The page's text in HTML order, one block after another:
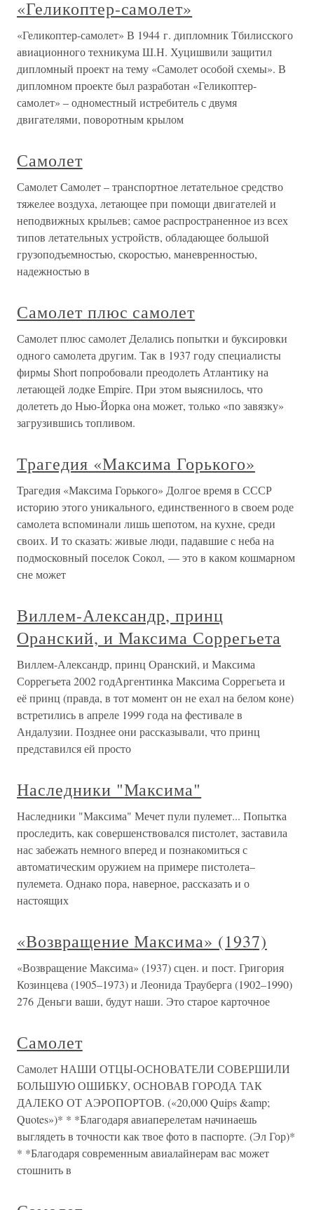
«Геликоптер-самолет»
«Геликоптер-самолет» В 1944 г. дипломник Тбилисского
авиационного техникума Ш.Н. Хуцишвили защитил
дипломный проект на тему «Самолет особой схемы». В
дипломном проекте был разработан «Геликоптер-
самолет» – одноместный истребитель с двумя
двигателями, поворотным крылом
Самолет
Самолет Самолет – транспортное летательное средство
тяжелее воздуха, летающее при помощи двигателей и
неподвижных крыльев; самое распространенное из всех
типов летательных устройств, обладающее большой
грузоподъемностью, скоростью, маневренностью,
надежностью в
Самолет плюс самолет
Самолет плюс самолет Делались попытки и буксировки
одного самолета другим. Так в 1937 году специалисты
фирмы Short попробовали преодолеть Атлантику на
летающей лодке Empire. При этом выяснилось, что
долететь до Нью-Йорка она может, только «по завязку»
загрузившись топливом.
Трагедия «Максима Горького»
Трагедия «Максима Горького» Долгое время в СССР
историю этого уникального, единственного в своем роде
самолета вспоминали лишь шепотом, на кухне, среди
своих. И то сказать: живые люди, падавшие с неба на
подмосковный поселок Сокол, — это в каком кошмарном
сне может
Виллем-Александр, принц
Оранский, и Максима Соррегьета
Виллем-Александр, принц Оранский, и Максима
Соррегьета 2002 годАргентинка Максима Соррегьета и
её принц (правда, в тот момент он не ехал на белом коне)
встретились в апреле 1999 года на фестивале в
Андалузии. Позднее они рассказывали, что принц
представился ей просто
Наследники "Максима"
Наследники "Максима" Мечет пули пулемет... Попытка
проследить, как совершенствовался пистолет, заставила
нас забежать немного вперед и познакомиться с
автоматическим оружием на примере пистолета–
пулемета. Однако пора, наверное, рассказать и о
настоящих
«Возвращение Максима» (1937)
«Возвращение Максима» (1937) сцен. и пост. Григория
Козинцева (1905–1973) и Леонида Трауберга (1902–1990)
276 Деньги ваши, будут наши. Это старое карточное
Самолет
Самолет НАШИ ОТЦЫ-ОСНОВАТЕЛИ СОВЕРШИЛИ
БОЛЬШУЮ ОШИБКУ, ОСНОВАВ ГОРОДА ТАК
ДАЛЕКО ОТ АЭРОПОРТОВ. («20,000 Quips &amp;
Quotes»)* * *Благодаря авиаперелетам начинаешь
выглядеть в точности как твое фото в паспорте. (Эл Гор)*
* *Благодаря современным авиалайнерам вас может
стошнить в